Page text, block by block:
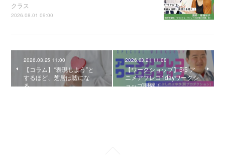
クラス
2026.08.01 09:00
2026.03.25 11:00
【コラム】“表現しよう”と
するほど、芝居は嘘にな
る。
2026.03.21 11:00
【ワークショップ】5/5 ア
ニメアフレコ1dayワークシ
ョップ開催！